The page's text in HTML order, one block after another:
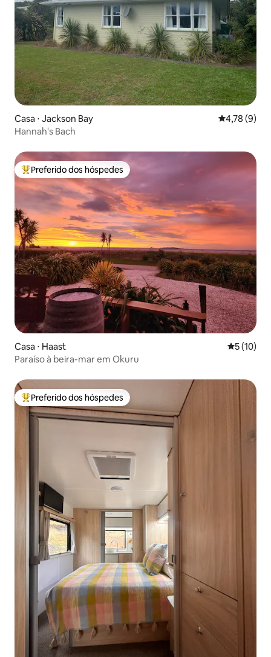
Casa ⋅ Jackson Bay 4,78 de
4,78 (9)
Hannah's Bach
Entre os melhores preferidos dos hóspedes
Preferido dos hóspedes
Casa ⋅ Haast 5 de uma
5 (10)
Paraíso à beira-mar em Okuru
Entre os melhores preferidos dos hóspedes
Preferido dos hóspedes